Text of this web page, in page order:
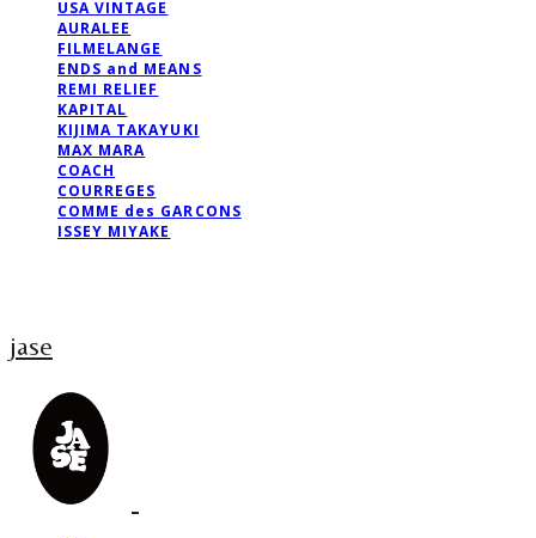
USA VINTAGE
AURALEE
FILMELANGE
ENDS and MEANS
REMI RELIEF
KAPITAL
KIJIMA TAKAYUKI
MAX MARA
COACH
COURREGES
COMME des GARCONS
ISSEY MIYAKE
jase